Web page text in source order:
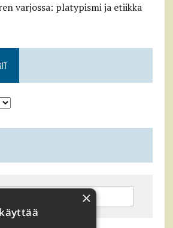
varjossa: platypismi ja etiikka
×